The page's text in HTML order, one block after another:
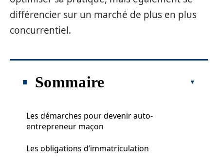
différencier sur un marché de plus en plus
concurrentiel.
Sommaire
Les démarches pour devenir auto-
entrepreneur maçon
Les obligations d’immatriculation